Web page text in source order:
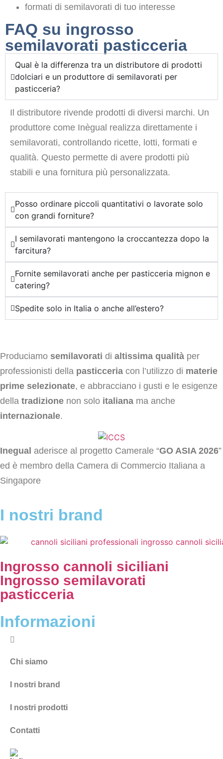
formati di semilavorati di tuo interesse
FAQ su ingrosso
semilavorati pasticceria
Qual è la differenza tra un distributore di prodotti
dolciari e un produttore di semilavorati per
pasticceria?
Il distributore rivende prodotti di diversi marchi. Un
produttore come Inègual realizza direttamente i
semilavorati, controllando ricette, lotti, formati e
qualità. Questo permette di avere prodotti più
stabili e una fornitura più personalizzata.
Posso ordinare piccoli quantitativi o lavorate solo
con grandi forniture?
I semilavorati mantengono la croccantezza dopo la
farcitura?
Fornite semilavorati anche per pasticceria mignon e
catering?
Spedite solo in Italia o anche all’estero?
Produciamo semilavorati di altissima qualità per
professionisti della pasticceria con l’utilizzo di materie
prime selezionate, e abbracciano i gusti e le esigenze
della tradizione non solo italiana ma anche
internazionale.
Inegual aderisce al progetto Camerale “GO ASIA 2026”
ed è membro della Camera di Commercio Italiana a
Singapore
I nostri brand
Ingrosso cannoli siciliani
Ingrosso semilavorati
pasticceria
Informazioni
Chi siamo
I nostri brand
I nostri prodotti
Contatti